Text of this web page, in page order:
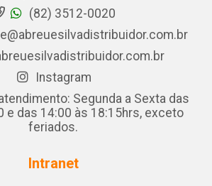
(82) 3512-0020
Instagram
Segunda a Sexta das
e das 14:00 às 18:15hrs, exceto
feriados.
Intranet